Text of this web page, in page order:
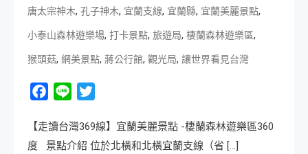
唐太宗神木, 孔子神木, 宜蘭支線, 宜蘭縣, 宜蘭美麗景點,
小泰山森林遊樂場, 打卡景點, 旅遊局, 棲蘭森林遊樂區,
猴頭菇, 網美景點, 蔣公行館, 觀光局, 讓世界看見台灣
Facebook
Line
【走讀台灣369線】宜蘭美麗景點 -棲蘭森林遊樂區360
度 景點介紹 位於北橫和北橫宜蘭支線（省 […]